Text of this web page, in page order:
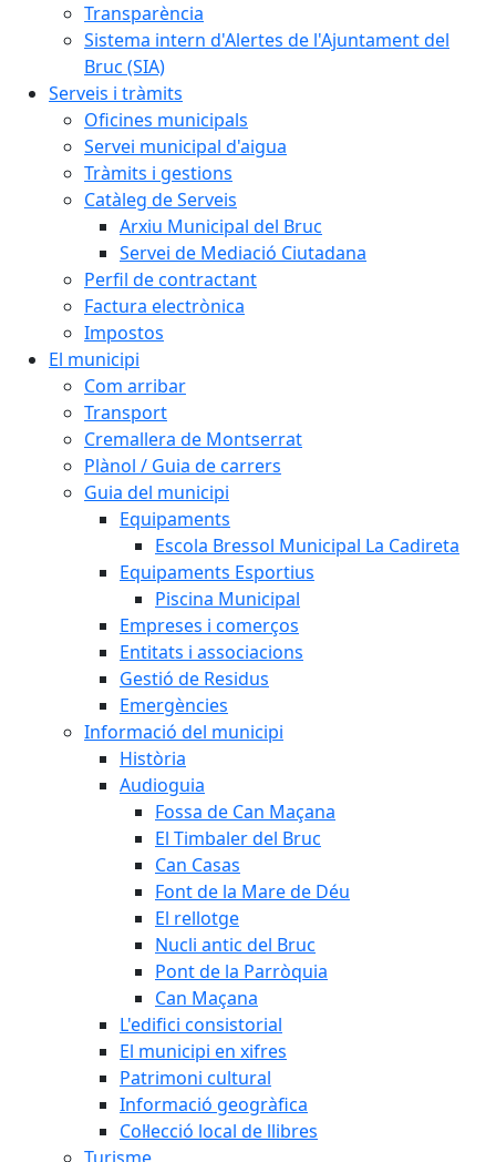
Transparència
Sistema intern d'Alertes de l'Ajuntament del
Bruc (SIA)
Serveis i tràmits
Oficines municipals
Servei municipal d'aigua
Tràmits i gestions
Catàleg de Serveis
Arxiu Municipal del Bruc
Servei de Mediació Ciutadana
Perfil de contractant
Factura electrònica
Impostos
El municipi
Com arribar
Transport
Cremallera de Montserrat
Plànol / Guia de carrers
Guia del municipi
Equipaments
Escola Bressol Municipal La Cadireta
Equipaments Esportius
Piscina Municipal
Empreses i comerços
Entitats i associacions
Gestió de Residus
Emergències
Informació del municipi
Història
Audioguia
Fossa de Can Maçana
El Timbaler del Bruc
Can Casas
Font de la Mare de Déu
El rellotge
Nucli antic del Bruc
Pont de la Parròquia
Can Maçana
L'edifici consistorial
El municipi en xifres
Patrimoni cultural
Informació geogràfica
Col·lecció local de llibres